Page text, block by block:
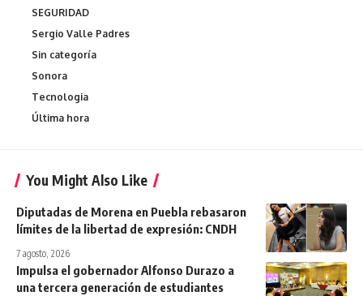
SEGURIDAD
Sergio Valle Padres
Sin categoría
Sonora
Tecnologia
Última hora
You Might Also Like
Diputadas de Morena en Puebla rebasaron
límites de la libertad de expresión: CNDH
7 agosto, 2026
Impulsa el gobernador Alfonso Durazo a
una tercera generación de estudiantes